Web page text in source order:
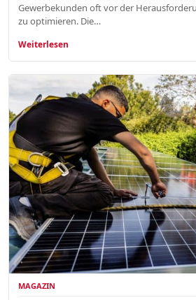
Gewerbekunden oft vor der
zu optimieren. Die…
Weiterlesen
MAGAZIN